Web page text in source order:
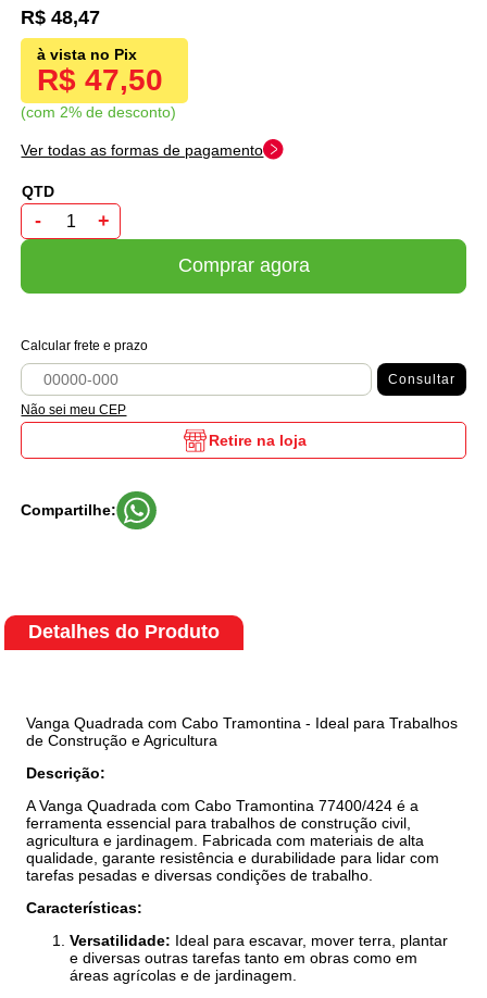
R$ 47,50
com 2% de desconto
R$ 48,47
Ver todas as formas de pagamento
- +
Comprar agora
Calcular frete e prazo
Consultar
Não sei meu CEP
Retire na loja
Compartilhe:
Detalhes do Produto
Vanga Quadrada com Cabo Tramontina - Ideal para Trabalhos
de Construção e Agricultura
Descrição:
A Vanga Quadrada com Cabo Tramontina 77400/424 é a
ferramenta essencial para trabalhos de construção civil,
agricultura e jardinagem. Fabricada com materiais de alta
qualidade, garante resistência e durabilidade para lidar com
tarefas pesadas e diversas condições de trabalho.
Características:
Versatilidade: Ideal para escavar, mover terra, plantar
e diversas outras tarefas tanto em obras como em
áreas agrícolas e de jardinagem.